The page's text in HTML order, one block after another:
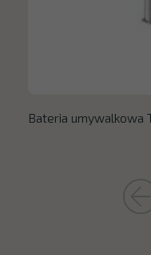
Bateria umywalkowa